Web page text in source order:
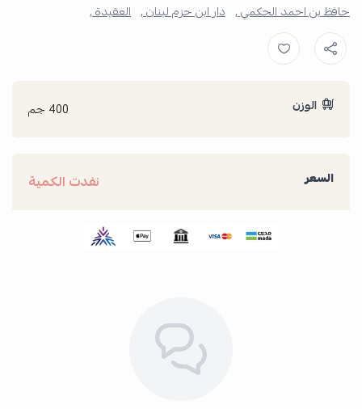
حافظ بن احمد الحكمي , دار ابن حزم لبنان , العقيدة ,
الوزن 400 جم
السعر نفدت الكمية